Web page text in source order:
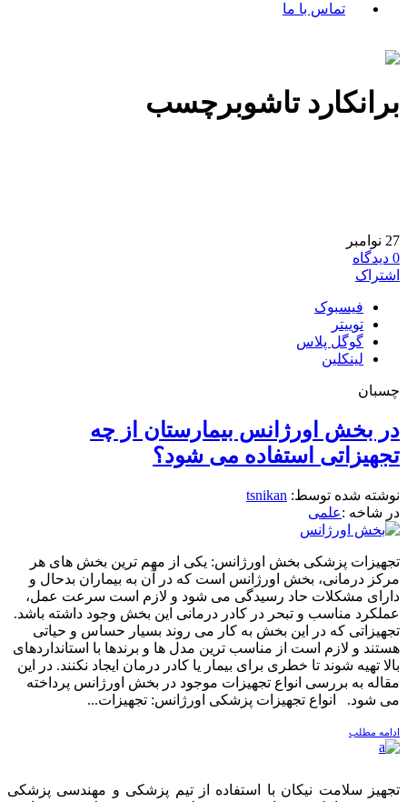
تماس با ما
برانکارد تاشوبرچسب
27 نوامبر
0 دیدگاه
اشتراک
فیسبوک
توییتر
گوگل پلاس
لینکلین
چسبان
در بخش اورژانس بیمارستان از چه
تجهیزاتی استفاده می شود؟
نوشته شده توسط: tsnikan
در شاخه :علمی
تجهیزات پزشکی بخش اورژانس: یکی از مهم ترین بخش های هر
مرکز درمانی، بخش اورژانس است که در آن به بیماران بدحال و
دارای مشکلات حاد رسیدگی می شود و لازم است سرعت عمل،
عملکرد مناسب و تبحر در کادر درمانی این بخش وجود داشته باشد.
تجهیزاتی که در این بخش به کار می روند بسیار حساس و حیاتی
هستند و لازم است از مناسب ترین مدل ها و برندها با استانداردهای
بالا تهیه شوند تا خطری برای بیمار یا کادر درمان ایجاد نکنند. در این
مقاله به بررسی انواع تجهیزات موجود در بخش اورژانس پرداخته
می شود. انواع تجهیزات پزشکی اورژانس: تجهیزات...
ادامه مطلب
تجهیز سلامت نیکان با استفاده از تیم پزشکی و مهندسی پزشکی